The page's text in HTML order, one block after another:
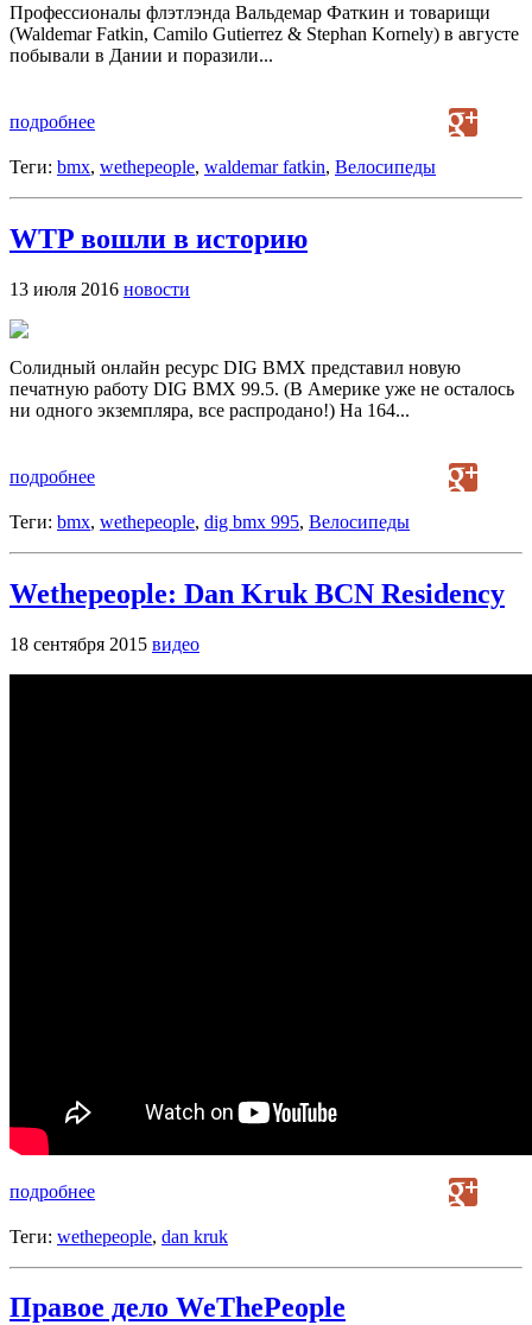
Профессионалы флэтлэнда Вальдемар Фаткин и товарищи
(Waldemar Fatkin, Camilo Gutierrez & Stephan Kornely) в августе
побывали в Дании и поразили...
подробнее
Теги: bmx, wethepeople, waldemar fatkin, Велосипеды
WTP вошли в историю
13 июля 2016 новости
Солидный онлайн ресурс DIG BMX представил новую
печатную работу DIG BMX 99.5. (В Америке уже не осталось
ни одного экземпляра, все распродано!) На 164...
подробнее
Теги: bmx, wethepeople, dig bmx 995, Велосипеды
Wethepeople: Dan Kruk BCN Residency
18 сентября 2015 видео
подробнее
Теги: wethepeople, dan kruk
Правое дело WeThePeople